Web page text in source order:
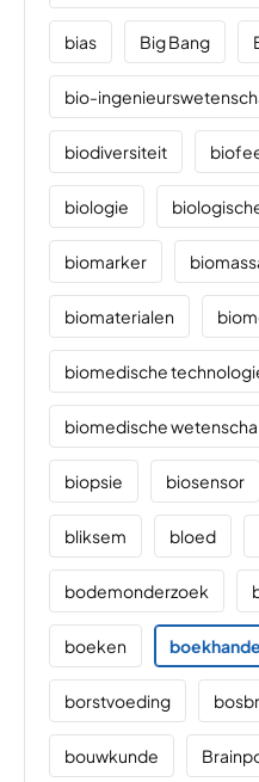
bias Big Bang
bio-
biodiversiteit
biologie
biomarker
biomaterialen
biomedische
biomedische
biopsie biosensor
bliksem bloed
bodemonderzoek
boeken
borstvoeding
bouwkunde